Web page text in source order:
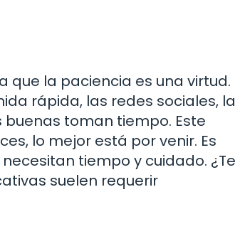
que la paciencia es una virtud.
rápida, las redes sociales, la
toman tiempo. Este
lo mejor está por venir. Es
tiempo y cuidado. ¿Te
suelen requerir